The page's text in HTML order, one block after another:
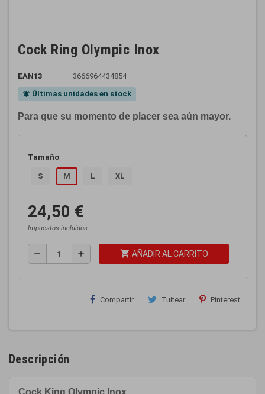
Cock Ring Olympic Inox
EAN13 3666964434854
notifications_active Últimas unidades en stock
Para que su momento de placer sea aún mayor.
Tamaño
S M L XL
24,50 €
Impuestos incluidos
remove add shopping_cart AÑADIR AL CARRITO
Compartir Tuitear Pinterest
Descripción
Cock King Olympic Inox